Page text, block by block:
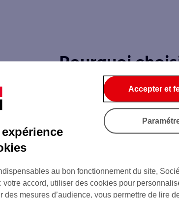
Pourquoi
Trésorerie :
Pour financer un
Proposer le type de crédit
jours à un an), saisonnier
Pour bénéficier
Permettre une utilisation
l'autorisation et de la durée
au bon fonctionnement du site,
accord, utiliser des cookies pour
mesures d’audience, vous permettre de lire
Accepter et